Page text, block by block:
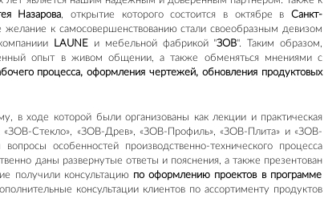
Назарова, открытие которого состоится в октябре вСанкт-
желание к самосовершенствованию стали своеобразным девизом
LAUNE и мебельной фабрикой "ЗОВ". Таким образом,
опыт в живом общении, а также обменяться мнениями с
процесса, оформления чертежей, обновления продуктовых
в ходе которой были организованы как лекции и практическая
«ЗОВ-Стекло», «ЗОВ-Древ», «ЗОВ-Профиль», «ЗОВ-Плита» и «ЗОВ-
особенностей производственно-технического процесса
даны развернутые ответы и пояснения, а также презентован
получили консультацию по оформлению проектов в программе
консультации клиентов по ассортименту продуктов